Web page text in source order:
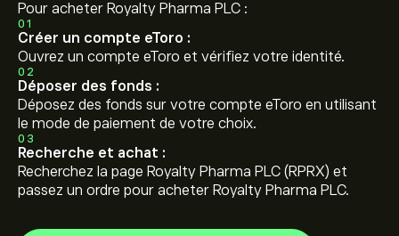
Pour acheter Royalty Pharma PLC :
01
Créer un compte eToro :
Ouvrez un compte eToro et vérifiez votre identité.
02
Déposer des fonds :
Déposez des fonds sur votre compte eToro en utilisant
le mode de paiement de votre choix.
03
Recherche et achat :
Recherchez la page Royalty Pharma PLC (RPRX) et
passez un ordre pour acheter Royalty Pharma PLC.